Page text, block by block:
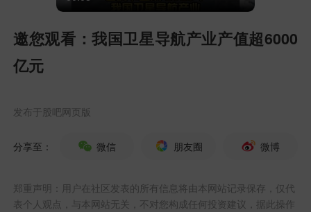
邀您观看：我国卫星导航产业产值超6000
亿元
发布于 股吧网页版
分享至： 微信 朋友圈 微博
郑重声明：用户在社区发表的所有信息将由本网站记录保存，仅代
表个人观点，与本网站无关，不对您构成任何投资建议，据此操作